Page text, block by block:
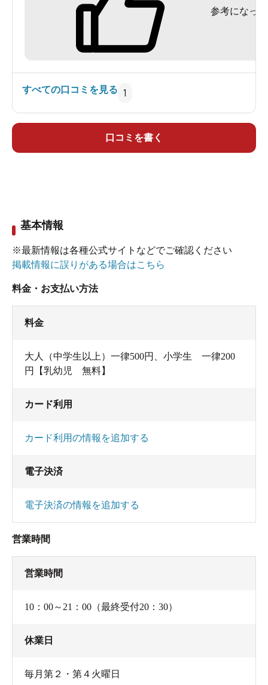
さがあります。
シャンプー,ボディソープ付き400円のところJAF会
員証提示で350円。100円バック式鍵付き貴重品
参考になった
すべての口コミを見る 1
口コミを書く
基本情報
※最新情報は各種公式サイトなどでご確認ください
掲載情報に誤りがある場合はこちら
料金・お支払い方法
料金
大人（中学生以上）一律500円、小学生 一律200
円【乳幼児 無料】
カード利用
カード利用の情報を追加する
電子決済
電子決済の情報を追加する
営業時間
営業時間
10：00～21：00（最終受付20：30）
休業日
毎月第２・第４火曜日